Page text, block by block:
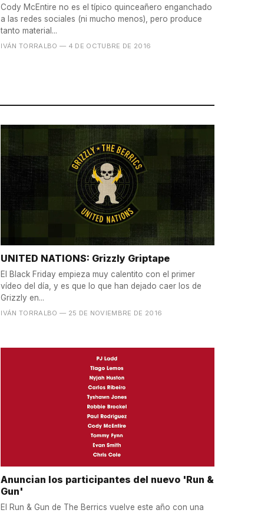
Cody McEntire no es el típico quinceañero enganchado
a las redes sociales (ni mucho menos), pero produce
tanto material...
IVÁN TORRALBO — 4 DE OCTUBRE DE 2016
UNITED NATIONS: Grizzly Griptape
El Black Friday empieza muy calentito con el primer
vídeo del día, y es que lo que han dejado caer los de
Grizzly en...
IVÁN TORRALBO — 25 DE NOVIEMBRE DE 2016
Anuncian los participantes del nuevo 'Run &
Gun'
El Run & Gun de The Berrics vuelve este año con una